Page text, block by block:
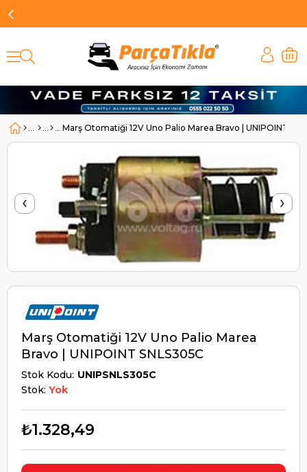
Marş Otomatiği 12V Uno Palio Marea Bravo | UNIPOINT
‹ ›
Marş Otomatiği 12V Uno Palio Marea
Bravo | UNIPOINT SNLS305C
Stok Kodu UNIPSNLS305C
Stok: Yok
₺1.328,49